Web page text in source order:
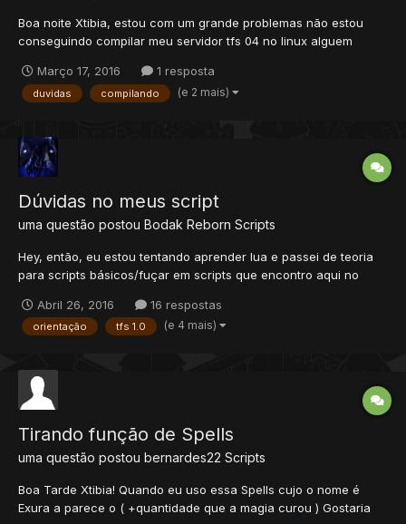
Boa noite Xtibia, estou com um grande problemas não estou
conseguindo compilar meu servidor tfs 04 no linux alguem
Março 17, 2016
1 resposta
duvidas compilando (e 2 mais)
Dúvidas no meus script
uma questão postou Bodak Reborn Scripts
Hey, então, eu estou tentando aprender lua e passei de teoria
para scripts básicos/fuçar em scripts que encontro aqui no
para pokémon, já tenho o script basicamente montado na minha
cabeça, só tem duas coisas que eu não faço ideia d...
Abril 26, 2016 16 respostas
orientação tfs 1.0 (e 4 mais)
Tirando função de Spells
uma questão postou bernardes22 Scripts
Boa Tarde Xtibia! Quando eu uso essa Spells cujo o nome é
Exura a parece o ( +quantidade que a magia curou ) Gostaria